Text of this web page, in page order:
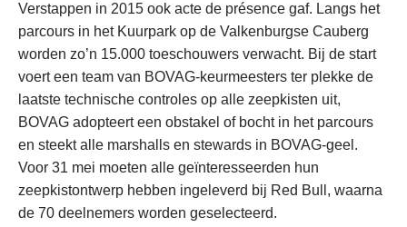
Verstappen in 2015 ook acte de présence gaf. Langs het
parcours in het Kuurpark op de Valkenburgse Cauberg
worden zo’n 15.000 toeschouwers verwacht. Bij de start
voert een team van BOVAG-keurmeesters ter plekke de
laatste technische controles op alle zeepkisten uit,
BOVAG adopteert een obstakel of bocht in het parcours
en steekt alle marshalls en stewards in BOVAG-geel.
Voor 31 mei moeten alle geïnteresseerden hun
zeepkistontwerp hebben ingeleverd bij Red Bull, waarna
de 70 deelnemers worden geselecteerd.